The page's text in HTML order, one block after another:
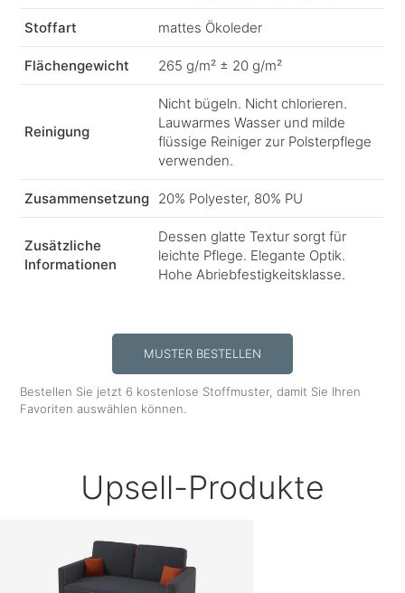
Stoffart mattes Ökoleder
Flächengewicht 265 g/m² ± 20 g/m²
Reinigung
Nicht bügeln. Nicht chlorieren.
Lauwarmes Wasser und milde
flüssige Reiniger zur Polsterpflege
verwenden.
Zusammensetzung 20% Polyester, 80% PU
Zusätzliche
Informationen
Dessen glatte Textur sorgt für
leichte Pflege. Elegante Optik.
Hohe Abriebfestigkeitsklasse.
MUSTER BESTELLEN
Bestellen Sie jetzt 6 kostenlose Stoffmuster, damit Sie Ihren
Favoriten auswählen können.
Upsell-Produkte